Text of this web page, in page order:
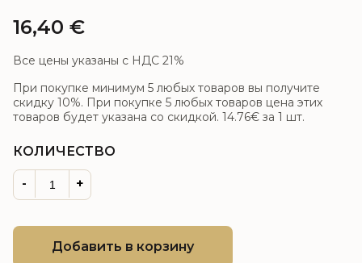
16,40 €
Все цены указаны с НДС 21%
При покупке минимум 5 любых товаров вы получите
скидку 10%. При покупке 5 любых товаров цена этих
товаров будет указана со скидкой. 14.76€ за 1 шт.
КОЛИЧЕСТВО
- +
Добавить в корзину